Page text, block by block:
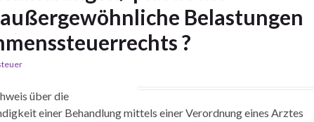
Belastungen
?
über die
einer Behandlung mittels einer Verordnung eines Arztes